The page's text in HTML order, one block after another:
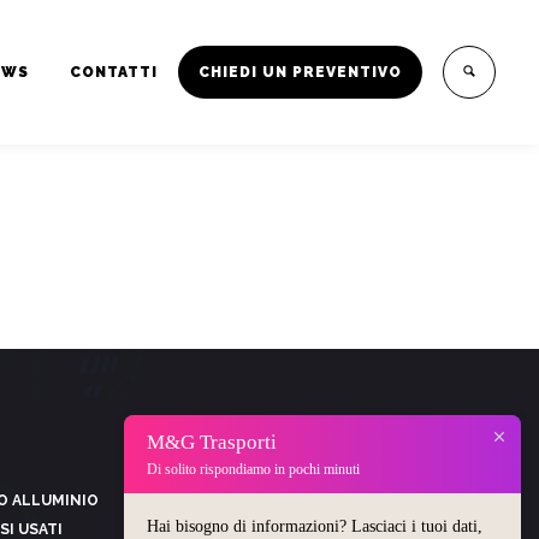
CONTATTI CHIEDI UN PREVENTIVO
ALLUMINIO
USATI
CONTATTI
Roma, RM
M&G Trasporti
Di solito rispondiamo in pochi minuti
Hai bisogno di informazioni? Lasciaci i tuoi dati,